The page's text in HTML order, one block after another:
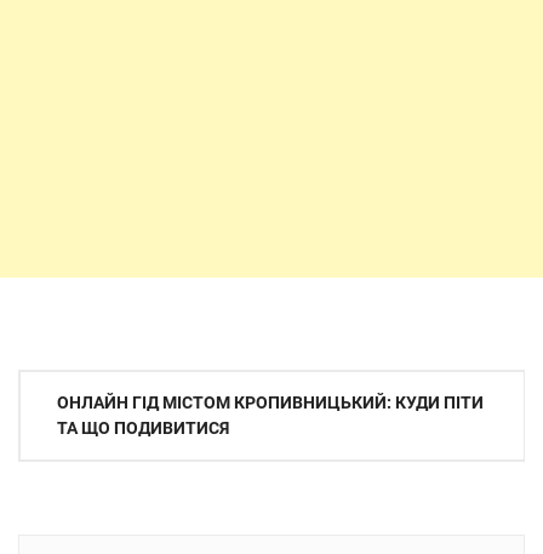
Навігація
записів
ОНЛАЙН ГІД МІСТОМ КРОПИВНИЦЬКИЙ: КУДИ ПІТИ
ТА ЩО ПОДИВИТИСЯ